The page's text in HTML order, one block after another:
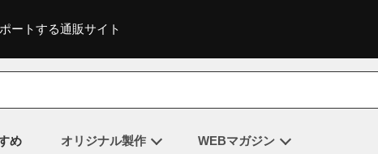
ートする通販サイト
め オリジナル製作 WEBマガジン